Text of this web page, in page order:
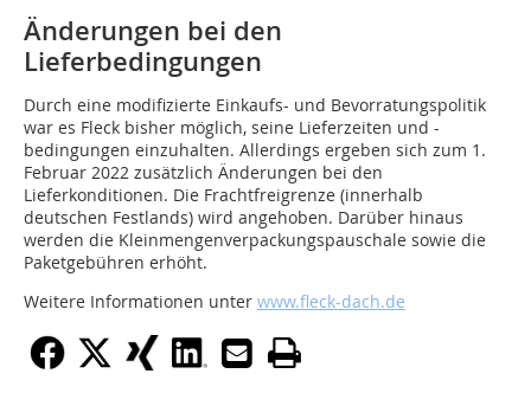
Änderungen bei den
Lieferbedingungen
Durch eine modifizierte Einkaufs- und Bevorratungspolitik
war es Fleck bisher möglich, seine Lieferzeiten und -
bedingungen einzuhalten. Allerdings ergeben sich zum 1.
Februar 2022 zusätzlich Änderungen bei den
Lieferkonditionen. Die Frachtfreigrenze (innerhalb
deutschen Festlands) wird angehoben. Darüber hinaus
werden die Kleinmengenverpackungspauschale sowie die
Paketgebühren erhöht.
Weitere Informationen unter www.fleck-dach.de